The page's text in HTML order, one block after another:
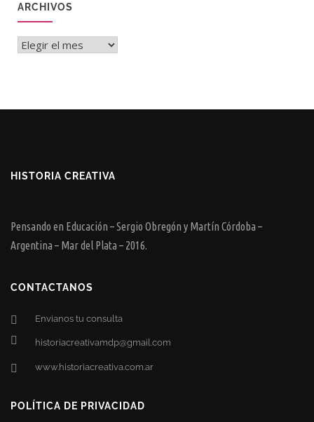
ARCHIVOS
Archivos
HISTORIA CREATIVA
Pensando en Educación – Sergio Obregón y Martín Córdoba –
Argentina – Mar del Plata – 2016.
CONTACTANOS
Envianos tu consulta
historiacreativamdp@gmail.com
www.historiacreativa.com.ar
POLÍTICA DE PRIVACIDAD